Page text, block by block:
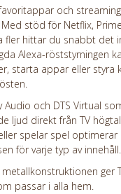
och
stöd för Netflix,
fler hittar du snabbt det
Alexa-röststyrningen
starta appar eller styra
och DTS Virtual
ljud direkt från TV
spelar spel optimerar
för varje typ av innehåll.
ger
passar i alla hem.